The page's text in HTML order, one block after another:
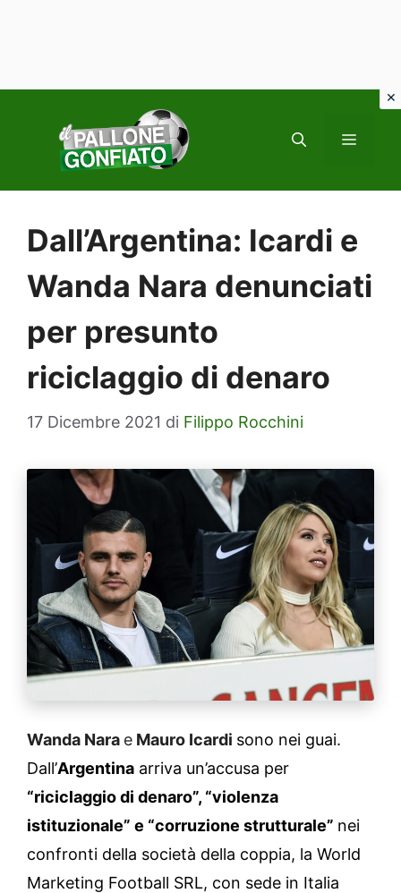
contenuto
MENU
Dall’Argentina: Icardi e
Wanda Nara denunciati
per presunto
riciclaggio di denaro
17 Dicembre 2021 di Filippo Rocchini
Wanda Nara e Mauro Icardi sono nei guai.
Dall’Argentina arriva un’accusa per
“riciclaggio di denaro”, “violenza
istituzionale” e “corruzione strutturale” nei
confronti della società della coppia, la World
Marketing Football SRL, con sede in Italia